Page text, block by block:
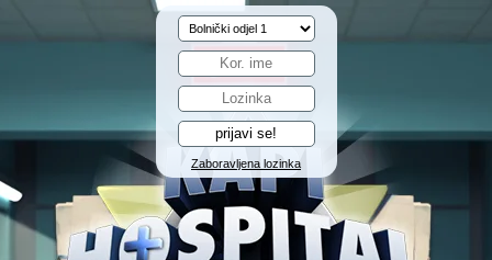
Zaboravljena lozinka